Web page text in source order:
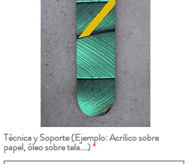
Técnica y Soporte (Ejemplo: Acrilico sobre
papel, óleo sobre tela...)